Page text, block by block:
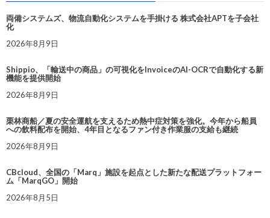
両備システムズ、物流自動化システムを手掛ける 株式会社APTを子会社
化
2026年8月9日
Shippio、「輸送中の商品」の可視化をInvoiceのAI-OCRで自動化する新
機能を提供開始
2026年8月9日
栗林商船／夏の安全運航を支えるため熱中症対策を強化。今年から船員
への飲料配布を開始、4年目となるファン付き作業服の支給も継続
2026年8月9日
CBcloud、全国の「Marq」施設を起点とした新たな配送プラットフォー
ム「MarqGO」開始
2026年8月5日